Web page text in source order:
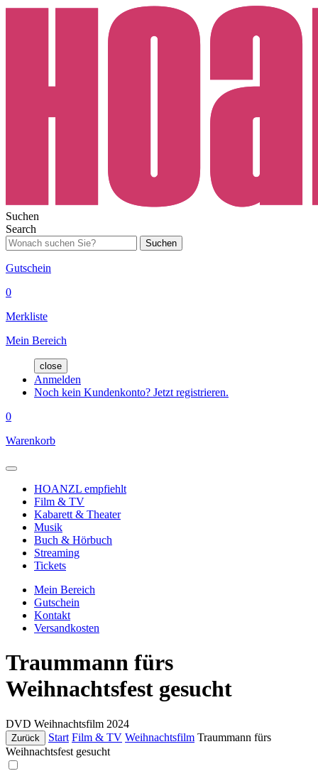
Suchen
Search
Suchen
Gutschein
0
Merkliste
Mein Bereich
close
Anmelden
Noch kein Kundenkonto? Jetzt registrieren.
0
Warenkorb
HOANZL empfiehlt
Film & TV
Kabarett & Theater
Musik
Buch & Hörbuch
Streaming
Tickets
Mein Bereich
Gutschein
Kontakt
Versandkosten
Traummann fürs
Weihnachtsfest gesucht
DVD Weihnachtsfilm 2024
Zurück Start Film & TV Weihnachtsfilm Traummann fürs
Weihnachtsfest gesucht